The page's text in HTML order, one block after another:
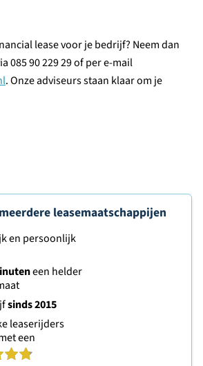
lease voor je bedrijf? Neem dan
085 90 229 29 of per e-mail
. Onze adviseurs staan klaar om je
leasemaatschappijen
en persoonlijk
een helder
sinds 2015
leaserijders
een